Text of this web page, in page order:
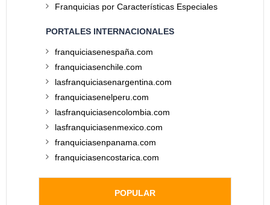
Franquicias por Características Especiales
PORTALES INTERNACIONALES
franquiciasenespaña.com
franquiciasenchile.com
lasfranquiciasenargentina.com
franquiciasenelperu.com
lasfranquiciasencolombia.com
lasfranquiciasenmexico.com
franquiciasenpanama.com
franquiciasencostarica.com
POPULAR